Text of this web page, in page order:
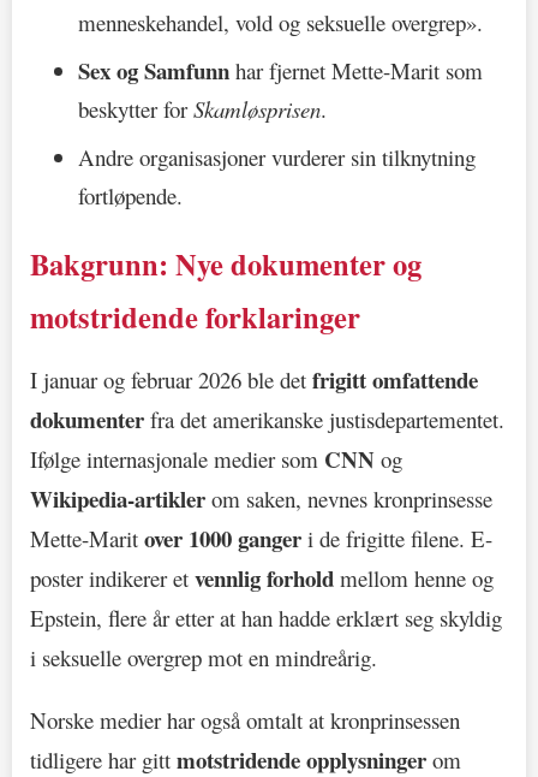
menneskehandel, vold og seksuelle overgrep».
Sex og Samfunn har fjernet Mette-Marit som
beskytter forSkamløsprisen.
Andre organisasjoner vurderer sin tilknytning
fortløpende.
Bakgrunn: Nye dokumenter og
motstridende forklaringer
I januar og februar 2026 ble det frigitt omfattende
dokumenter fra det amerikanske justisdepartementet.
Ifølge internasjonale medier som CNN og
Wikipedia-artikler om saken, nevnes kronprinsesse
Mette-Marit over 1000 ganger i de frigitte filene. E-
poster indikerer et vennlig forhold mellom henne og
Epstein, flere år etter at han hadde erklært seg skyldig
i seksuelle overgrep mot en mindreårig.
Norske medier har også omtalt at kronprinsessen
tidligere har gitt motstridende opplysninger om